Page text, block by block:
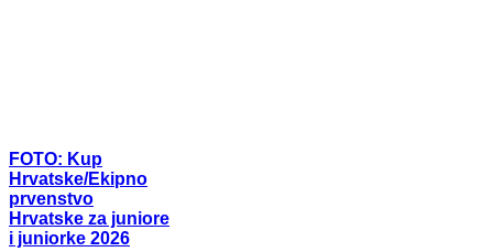
FOTO: Kup
Hrvatske/Ekipno
prvenstvo
Hrvatske za juniore
i juniorke 2026